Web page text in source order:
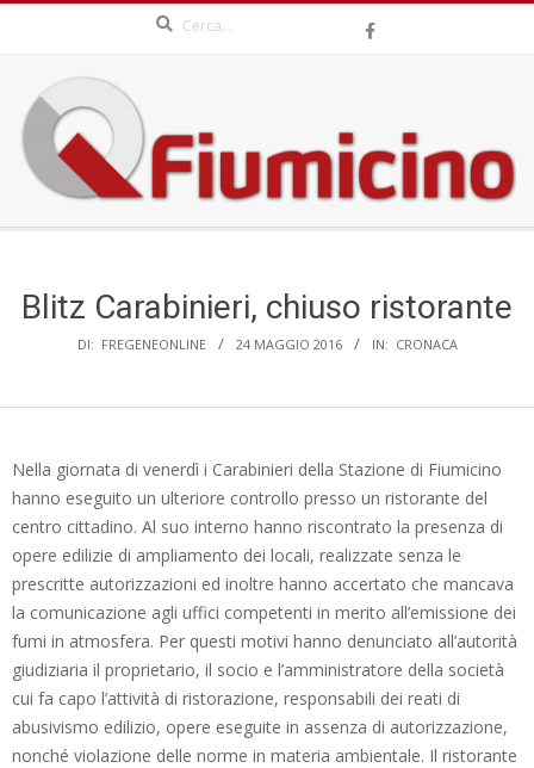
content
QFIUMICINO.COM
MenuBlitz Carabinieri, chiuso ristorante
DI: FREGENEONLINE 24 MAGGIO 2016 IN: CRONACA
Nella giornata di venerdì i Carabinieri della Stazione di Fiumicino
hanno eseguito un ulteriore controllo presso un ristorante del
centro cittadino. Al suo interno hanno riscontrato la presenza di
opere edilizie di ampliamento dei locali, realizzate senza le
prescritte autorizzazioni ed inoltre hanno accertato che mancava
la comunicazione agli uffici competenti in merito all’emissione dei
fumi in atmosfera. Per questi motivi hanno denunciato all’autorità
giudiziaria il proprietario, il socio e l’amministratore della società
cui fa capo l’attività di ristorazione, responsabili dei reati di
abusivismo edilizio, opere eseguite in assenza di autorizzazione,
nonché violazione delle norme in materia ambientale. Il ristorante